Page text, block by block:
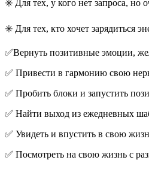
✳️ Для тех, у кого нет запроса, но
✳️ Для тех, кто хочет зарядиться
✅Вернуть позитивные эмоции,
✅ Привести в гармонию свою
✅ Пробить блоки и запустить
✅ Найти выход из ежедневных
✅ Увидеть и впустить в свою
✅ Посмотреть на свою жизнь с